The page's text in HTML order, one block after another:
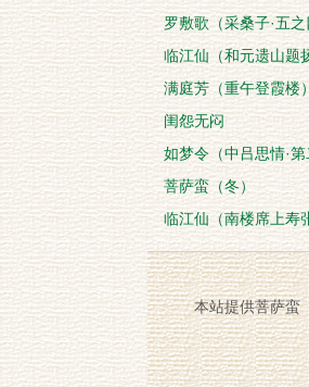
罗敷歌（采桑子·五
临江仙（和元遗山题
满庭芳（重午登霞楼
闺怨无闷
如梦令（中吕思情·第
菩萨蛮（冬）
临江仙（南楼席上寿
本站提供菩萨蛮